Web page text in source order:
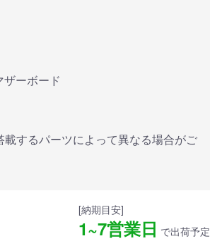
た
認証
ドする
。
商品詳細
ーボード
するパーツによって異なる場合がご
[納期目安]
1~7営業日 で出荷予定